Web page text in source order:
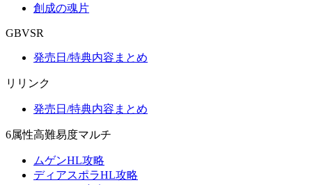
創成の魂片
GBVSR
発売日/特典内容まとめ
リリンク
発売日/特典内容まとめ
6属性高難易度マルチ
ムゲンHL攻略
ディアスポラHL攻略